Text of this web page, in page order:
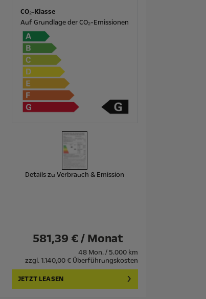
CO₂-Klasse
Auf Grundlage der CO₂-Emissionen
Details zu Verbrauch & Emission
581,39 € / Monat
48 Mon. / 5.000 km
zzgl. 1.140,00 € Überführungskosten
JETZT LEASEN